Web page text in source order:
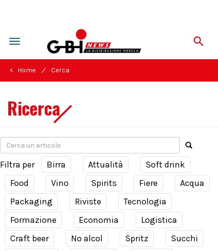
Toggle
navigation
< Home / Cerca
Ricerca
Filtra per Birra Attualità
Soft drink
Food
Vino Spirits Fiere
Acqua
Packaging
Riviste
Tecnologia
Formazione
Economia
Logistica
Craft beer
No alcol Spritz
Succhi